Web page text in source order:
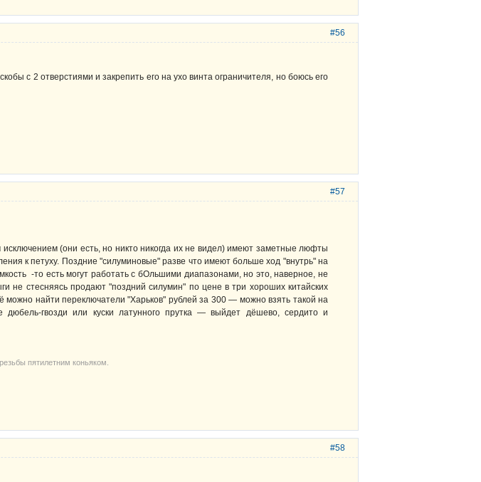
#56
с 2 отверстиями и закрепить его на ухо винта ограничителя, но боюсь его
#57
(они есть, но никто никогда их не видел) имеют заметные люфты
к петуху. Поздние "силуминовые" разве что имеют больше ход "внутрь" на
-то есть могут работать с бОльшими диапазонами, но это, наверное, не
не стесняясь продают "поздний силумин" по цене в три хороших китайских
найти переключатели "Харьков" рублей за 300 — можно взять такой на
гвозди или куски латунного прутка — выйдет дёшево, сердито и
пятилетним коньяком.
#58